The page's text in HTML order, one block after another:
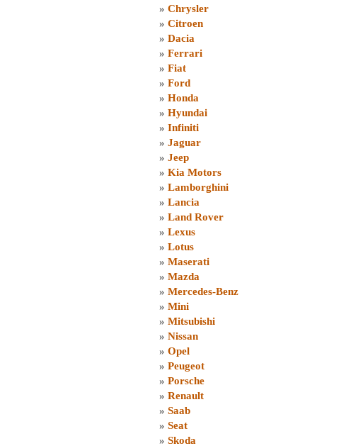
» Chrysler
» Citroen
» Dacia
» Ferrari
» Fiat
» Ford
» Honda
» Hyundai
» Infiniti
» Jaguar
» Jeep
» Kia Motors
» Lamborghini
» Lancia
» Land Rover
» Lexus
» Lotus
» Maserati
» Mazda
» Mercedes-Benz
» Mini
» Mitsubishi
» Nissan
» Opel
» Peugeot
» Porsche
» Renault
» Saab
» Seat
» Skoda